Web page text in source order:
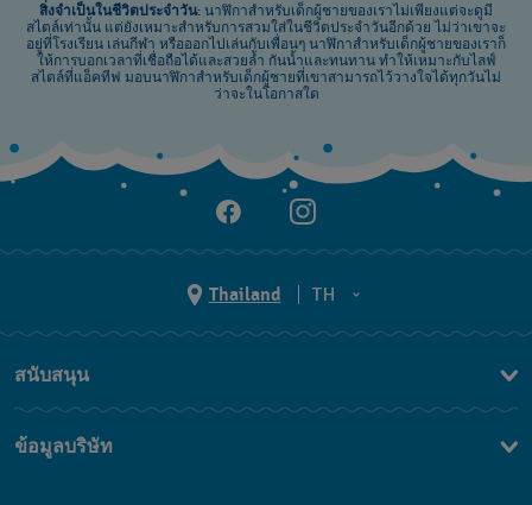
สิ่งจำเป็นในชีวิตประจำวัน: นาฬิกาสำหรับเด็กผู้ชายของเราไม่เพียงแต่จะดูมี
สไตล์เท่านั้น แต่ยังเหมาะสำหรับการสวมใส่ในชีวิตประจำวันอีกด้วย ไม่ว่าเขาจะ
อยู่ที่โรงเรียน เล่นกีฬา หรือออกไปเล่นกับเพื่อนๆ นาฬิกาสำหรับเด็กผู้ชายของเราก็
ให้การบอกเวลาที่เชื่อถือได้และสวยล้ำ กันน้ำและทนทาน ทำให้เหมาะกับไลฟ์
สไตล์ที่แอ็คทีฟ มอบนาฬิกาสำหรับเด็กผู้ชายที่เขาสามารถไว้วางใจได้ทุกวันไม่
ว่าจะในโอกาสใด
Thailand
TH
TH
สนับสนุน
ติดต่อเรา
ข้อมูลบริษัท